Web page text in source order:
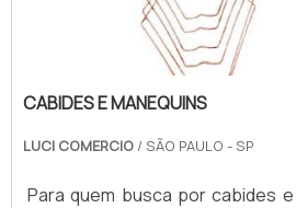
CABIDES E MANEQUINS
LUCI COMERCIO / SÃO PAULO - SP
Para quem busca por cabides e